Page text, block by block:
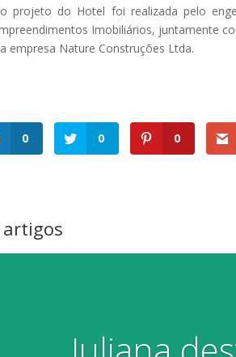
projeto do Hotel foi realizada pelo
Imobiliários, juntamente
empresa Nature Construções Ltda.
0 0 0